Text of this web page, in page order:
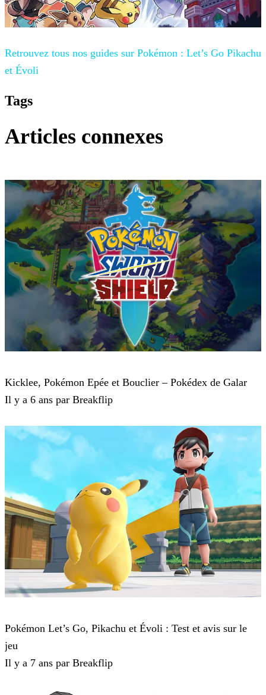
Retrouvez tous nos guides sur Pokémon : Let’s Go Pikachu
et Évoli
Tags
Articles connexes
Kicklee, Pokémon Epée et Bouclier – Pokédex de Galar
Il y a 6 ans par Breakflip
Pokémon Let’s Go, Pikachu et Évoli : Test et avis sur le
jeu
Il y a 7 ans par Breakflip